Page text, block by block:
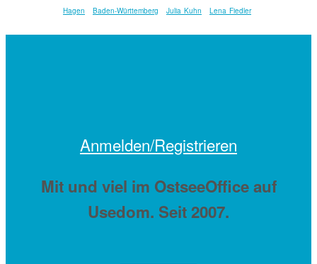
Hagen Baden-Württemberg Julia Kuhn Lena Fiedler
Anmelden/Registrieren
Mit und viel im OstseeOffice auf
Usedom. Seit 2007.